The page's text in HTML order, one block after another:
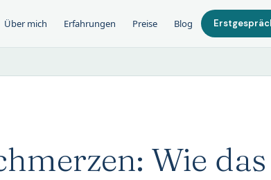
Über mich Erfahrungen Preise Blog
Wie das